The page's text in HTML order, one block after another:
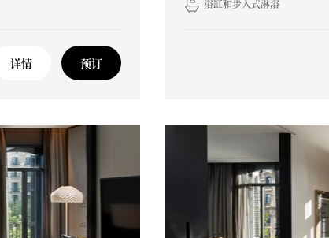
详情 预订
浴缸和步入式淋浴